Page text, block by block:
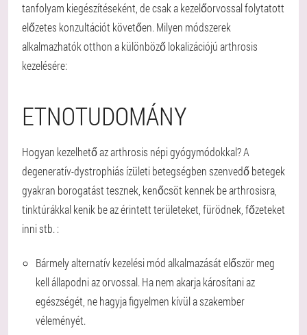
tanfolyam kiegészítéseként, de csak a kezelőorvossal folytatott
előzetes konzultációt követően. Milyen módszerek
alkalmazhatók otthon a különböző lokalizációjú arthrosis
kezelésére:
ETNOTUDOMÁNY
Hogyan kezelhető az arthrosis népi gyógymódokkal? A
degeneratív-dystrophiás ízületi betegségben szenvedő betegek
gyakran borogatást tesznek, kenőcsöt kennek be arthrosisra,
tinktúrákkal kenik be az érintett területeket, fürödnek, főzeteket
inni stb. :
Bármely alternatív kezelési mód alkalmazását először meg
kell állapodni az orvossal. Ha nem akarja károsítani az
egészségét, ne hagyja figyelmen kívül a szakember
véleményét.